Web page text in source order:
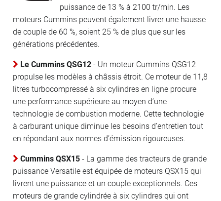
puissance de 13 % à 2100 tr/min. Les
moteurs Cummins peuvent également livrer une hausse
de couple de 60 %, soient 25 % de plus que sur les
générations précédentes.
Le Cummins QSG12- Un moteur Cummins QSG12
propulse les modèles à châssis étroit. Ce moteur de 11,8
litres turbocompressé à six cylindres en ligne procure
une performance supérieure au moyen d’une
technologie de combustion moderne. Cette technologie
à carburant unique diminue les besoins d’entretien tout
en répondant aux normes d’émission rigoureuses.
Cummins QSX15- La gamme des tracteurs de grande
puissance Versatile est équipée de moteurs QSX15 qui
livrent une puissance et un couple exceptionnels. Ces
moteurs de grande cylindrée à six cylindres qui ont